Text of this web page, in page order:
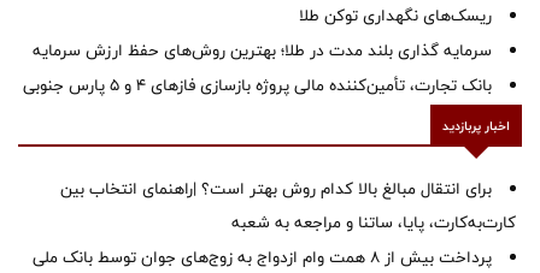
ریسک‌های نگهداری توکن طلا
سرمایه گذاری بلند مدت در طلا؛ بهترین روش‌های حفظ ارزش سرمایه
بانک تجارت، تأمین‌کننده مالی پروژه بازسازی فازهای ۴ و ۵ پارس جنوبی
اخبار پربازدید
برای انتقال مبالغ بالا کدام روش بهتر است؟ |راهنمای انتخاب بین
کارت‌به‌کارت، پایا، ساتنا و مراجعه به شعبه
پرداخت بیش از ۸ همت وام ازدواج به زوج‌های جوان توسط بانک ملی